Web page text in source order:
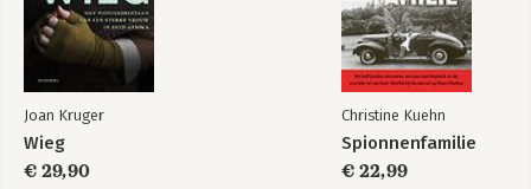
Joan Kruger
Wieg
€ 29,90
Christine Kuehn
Spionnenfamilie
€ 22,99